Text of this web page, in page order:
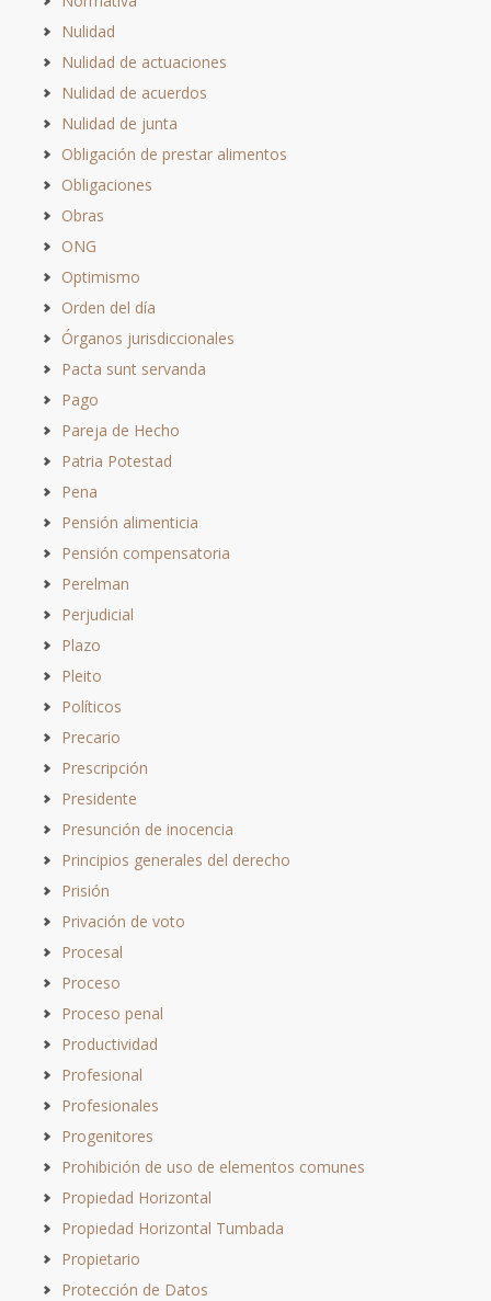
Nulidad
Nulidad de actuaciones
Nulidad de acuerdos
Nulidad de junta
Obligación de prestar alimentos
Obligaciones
Obras
ONG
Optimismo
Orden del día
Órganos jurisdiccionales
Pacta sunt servanda
Pago
Pareja de Hecho
Patria Potestad
Pena
Pensión alimenticia
Pensión compensatoria
Perelman
Perjudicial
Plazo
Pleito
Políticos
Precario
Prescripción
Presidente
Presunción de inocencia
Principios generales del derecho
Prisión
Privación de voto
Procesal
Proceso
Proceso penal
Productividad
Profesional
Profesionales
Progenitores
Prohibición de uso de elementos comunes
Propiedad Horizontal
Propiedad Horizontal Tumbada
Propietario
Protección de Datos